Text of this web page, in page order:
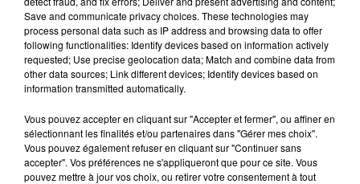
[Happy Beur] Cheb Momo - Ndamt 3lik
Save and communicate privacy choices. These technologies may
process personal data such as IP address and browsing data to offer
following functionalities: Identify devices based on information actively
requested; Use precise geolocation data; Match and combine data from
other data sources; Link different devices; Identify devices based on
information transmitted automatically.
Vous pouvez accepter en cliquant sur "Accepter et fermer", ou affiner en
sélectionnant les finalités et/ou partenaires dans "Gérer mes choix".
Vous pouvez également refuser en cliquant sur "Continuer sans
accepter". Vos préférences ne s'appliqueront que pour ce site. Vous
pouvez mettre à jour vos choix, ou retirer votre consentement à tout